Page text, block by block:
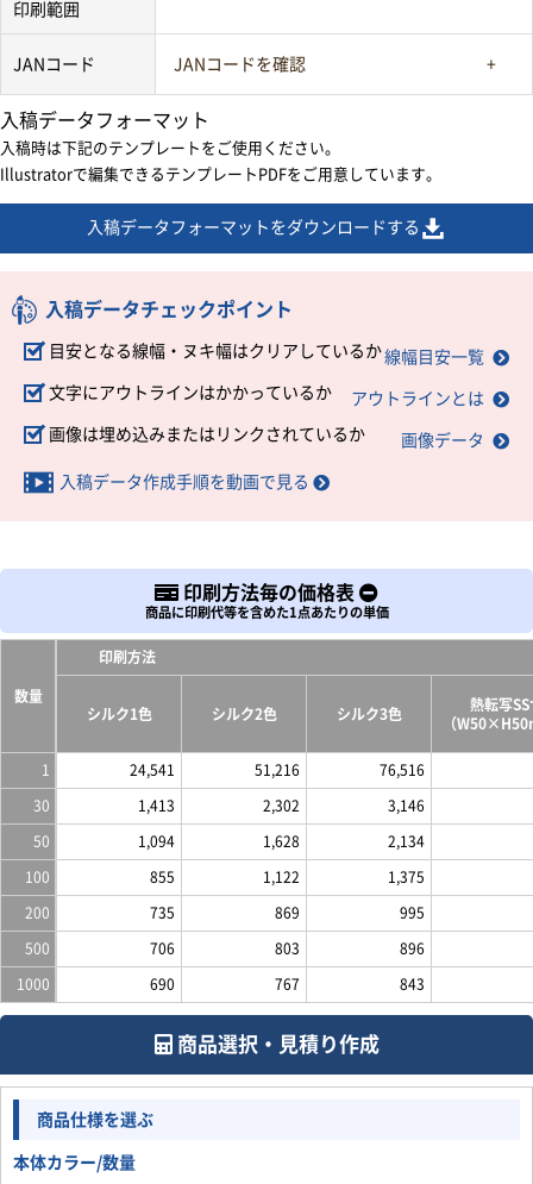
印刷範囲
JANコード JANコードを確認
入稿データフォーマット
入稿時は下記のテンプレートをご使用ください。
Illustratorで編集できるテンプレートPDFをご用意しています。
入稿データフォーマットをダウンロードする
入稿データチェックポイント
目安となる線幅・ヌキ幅はクリアしているか線幅目安一覧
文字にアウトラインはかかっているか アウトラインとは
画像は埋め込みまたはリンクされているか 画像データ
入稿データ作成手順を動画で見る
印刷方法毎の価格表
商品に印刷代等を含めた1点あたりの単価
数量
印刷方法
シルク1色 シルク2色 シルク3色
熱転写
（
1 24,541 51,216 76,516
30 1,413 2,302 3,146
50 1,094 1,628 2,134
100 855 1,122 1,375
200 735 869 995
500 706 803 896
1000 690 767 843
商品選択・見積り作成
商品仕様を選ぶ
本体カラー/数量